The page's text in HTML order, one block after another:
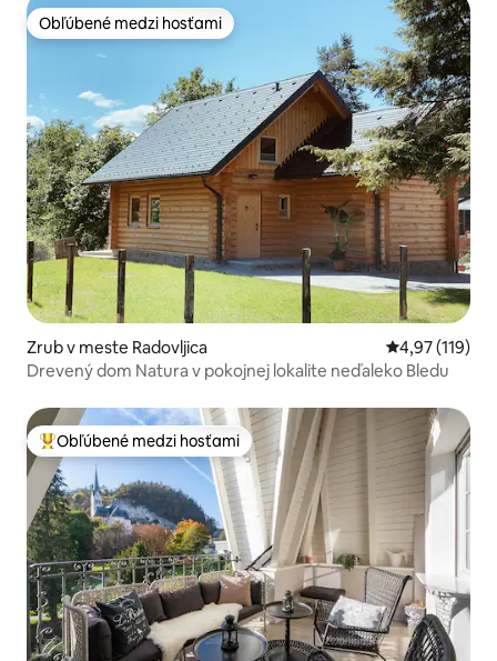
Obľúbené medzi hosťami
Obľúbené medzi hosťami
Zrub v meste Radovljica Priemerné
4,97 (119)
Drevený dom Natura v pokojnej lokalite neďaleko Bledu
Najobľúbenejšie medzi hosťami
Obľúbené medzi hosťami